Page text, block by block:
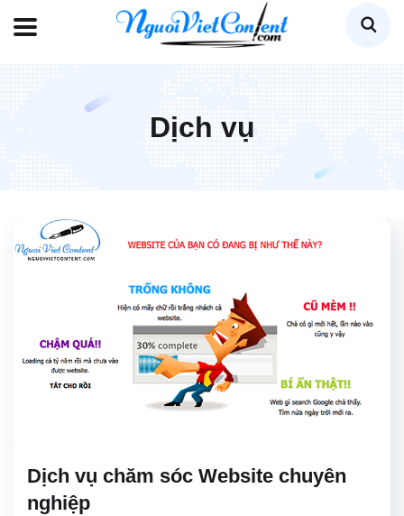
Dịch vụ
Dịch vụ chăm sóc Website chuyên
nghiệp